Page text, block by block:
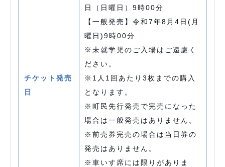
チケット発売
日
日（日曜日）9時00分
【一般発売】令和7年8月4日(月
曜日)9時00分
※未就学児のご入場はご遠慮く
ださい。
※1人1回あたり3枚までの購入
となります。
※町民先行発売で完売になった
場合は一般発売はありません。
※前売券完売の場合は当日券の
発売はありません。
※車いす席には限りがありま